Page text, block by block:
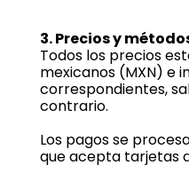
3. Precios y
Todos los precios
mexicanos (MXN) e
correspondientes,
contrario.
Los pagos se
que acepta tarjetas